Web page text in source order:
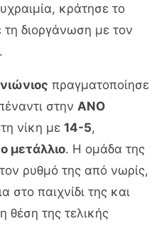
κράτησε το
τη διοργάνωση με τον
πραγματοποίησε
στην ΑΝΟ
νίκη με 14-5,
μετάλλιο. Η ομάδα της
ρυθμό της από νωρίς,
στο παιχνίδι της και
θέση της τελικής